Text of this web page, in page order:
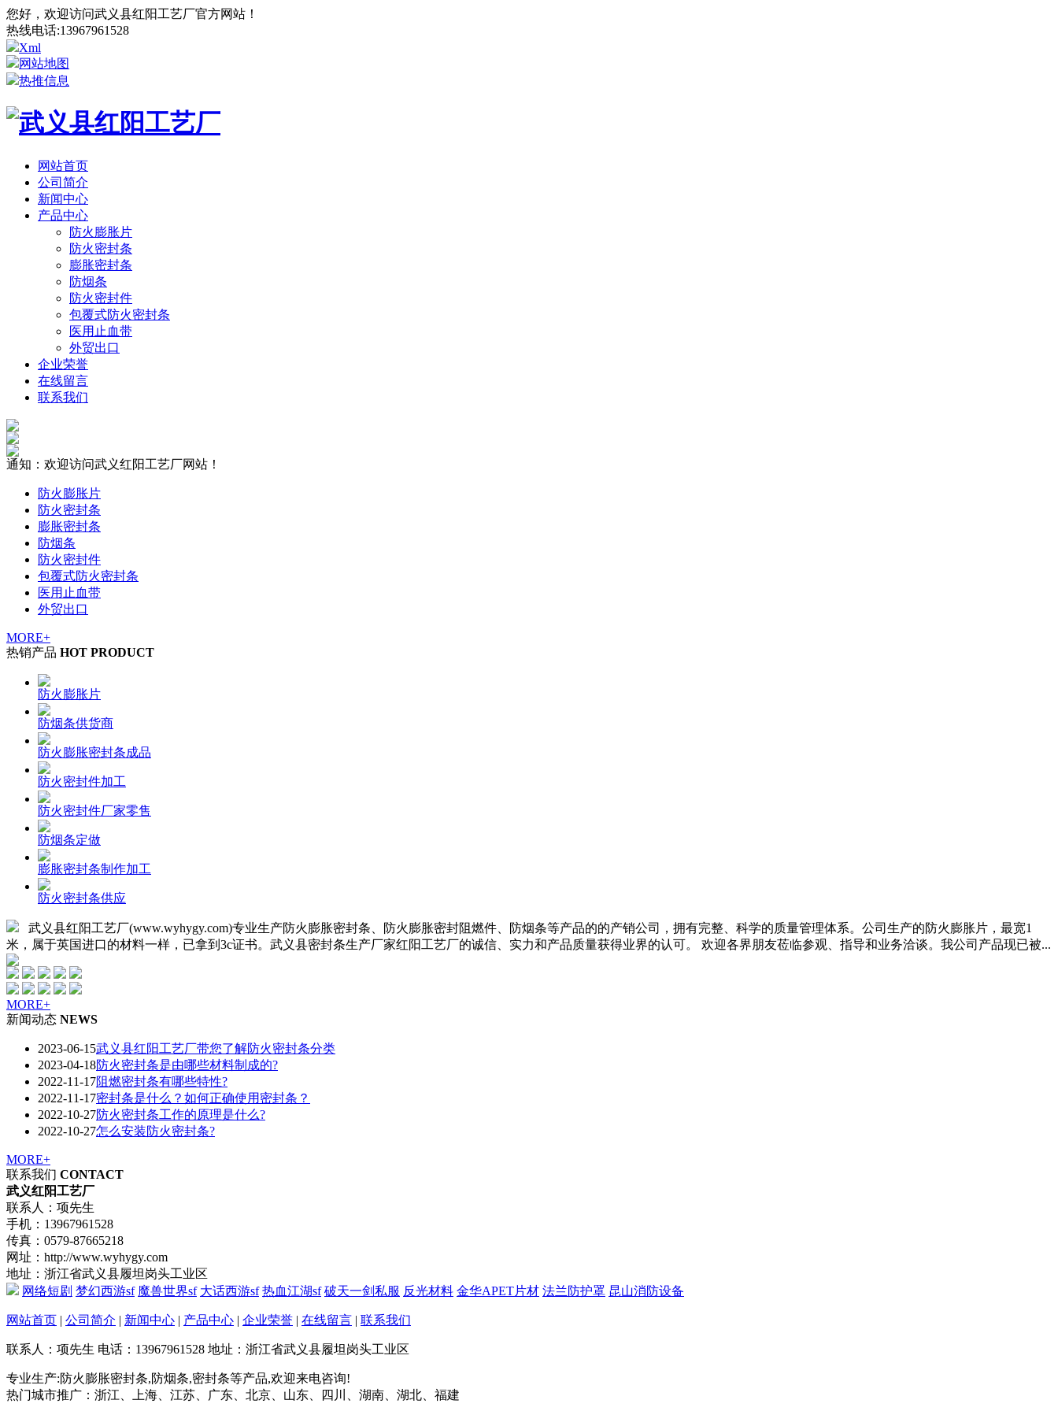
您好，欢迎访问武义县红阳工艺厂官方网站！
热线电话:13967961528
Xml
网站地图
热推信息
网站首页
公司简介
新闻中心
产品中心
防火膨胀片
防火密封条
膨胀密封条
防烟条
防火密封件
包覆式防火密封条
医用止血带
外贸出口
企业荣誉
在线留言
联系我们
通知：欢迎访问武义红阳工艺厂网站！
防火膨胀片
防火密封条
膨胀密封条
防烟条
防火密封件
包覆式防火密封条
医用止血带
外贸出口
MORE+
热销产品 HOT PRODUCT
防火膨胀片
防烟条供货商
防火膨胀密封条成品
防火密封件加工
防火密封件厂家零售
防烟条定做
膨胀密封条制作加工
防火密封条供应
武义县红阳工艺厂(www.wyhygy.com)专业生产防火膨胀密封条、防火膨胀密封阻燃件、防烟条等产品的的产销公司，拥有完整、科学的质量管理体系。公司生产的防火膨胀片，最宽1
米，属于英国进口的材料一样，已拿到3c证书。武义县密封条生产厂家红阳工艺厂的诚信、实力和产品质量获得业界的认可。 欢迎各界朋友莅临参观、指导和业务洽谈。我公司产品现已被...
MORE+
新闻动态 NEWS
2023-06-15武义县红阳工艺厂带您了解防火密封条分类
2023-04-18防火密封条是由哪些材料制成的?
2022-11-17阻燃密封条有哪些特性?
2022-11-17密封条是什么？如何正确使用密封条？
2022-10-27防火密封条工作的原理是什么?
2022-10-27怎么安装防火密封条?
MORE+
联系我们 CONTACT
武义红阳工艺厂
联系人：项先生
手机：13967961528
传真：0579-87665218
网址：http://www.wyhygy.com
地址：浙江省武义县履坦岗头工业区
网络短剧 梦幻西游sf 魔兽世界sf 大话西游sf 热血江湖sf 破天一剑私服 反光材料 金华APET片材 法兰防护罩 昆山消防设备
网站首页 | 公司简介 | 新闻中心 | 产品中心 | 企业荣誉 | 在线留言 | 联系我们
联系人：项先生 电话：13967961528 地址：浙江省武义县履坦岗头工业区
专业生产:防火膨胀密封条,防烟条,密封条等产品,欢迎来电咨询!
热门城市推广：浙江、上海、江苏、广东、北京、山东、四川、湖南、湖北、福建